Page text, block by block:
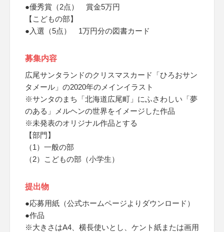
●優秀賞（2点） 賞金5万円
【こどもの部】
●入選（5点） 1万円分の図書カード
募集内容
広尾サンタランドのクリスマスカード「ひろおサン
タメール」の2020年のメインイラスト
※サンタのまち「北海道広尾町」にふさわしい「夢
のある」メルヘンの世界をイメージした作品
※未発表のオリジナル作品とする
【部門】
（1）一般の部
（2）こどもの部（小学生）
提出物
●応募用紙（公式ホームページよりダウンロード）
●作品
※大きさはA4、横長使いとし、ケント紙または画用